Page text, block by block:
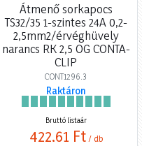
Átmenő sorkapocs
TS32/35 1-szintes 24A 0,2-
2,5mm2/érvéghüvely
narancs RK 2,5 OG CONTA-
CLIP
CONT1296.3
Raktáron
Bruttó listaár
422,61 Ft / db